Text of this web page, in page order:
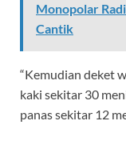
Monopolar
Cantik
“Kemudian deket
kaki sekitar 30
panas sekitar 12